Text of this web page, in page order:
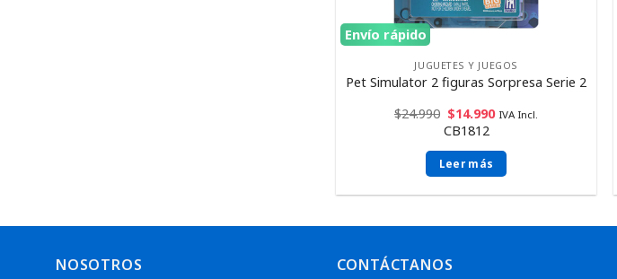
Envío rápido
JUGUETES Y JUEGOS
Pet Simulator 2 figuras Sorpresa Serie 2
$24.990 $14.990 IVA Incl.
CB1812
Leer más
NOSOTROS CONTÁCTANOS